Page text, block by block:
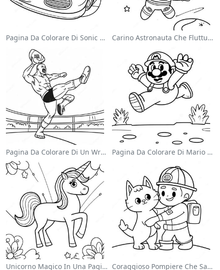
Pagina Da Colorare Di Sonic Velocista Carino Astronauta Che Fluttua Nello Spazio Pagina Da Colorare
Pagina Da Colorare Di Un Wrestler Wwe Che Salta Sull'avversario Pagina Da Colorare Di Mario Che Salta Sopra I Goomba
Unicorno Magico In Una Pagina Da Colorare Arcobaleno Coraggioso Pompiere Che Salva Un Gatto Da Colorare